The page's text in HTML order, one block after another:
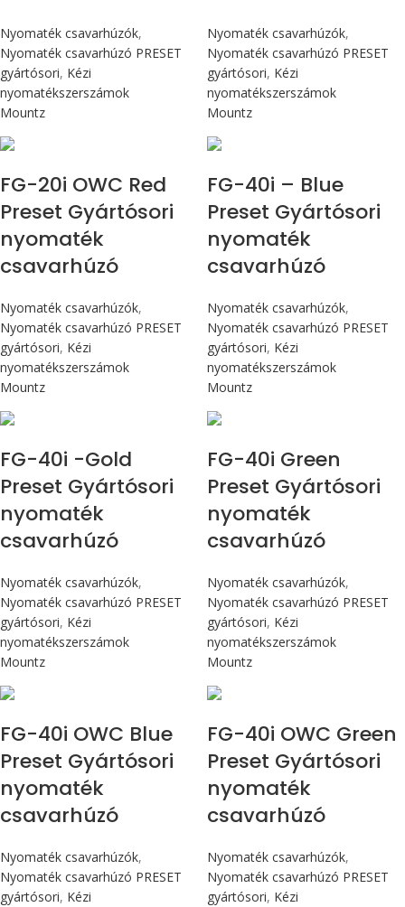
Nyomaték csavarhúzók,
Nyomaték csavarhúzó PRESET
gyártósori, Kézi
nyomatékszerszámok
Mountz
Nyomaték csavarhúzók,
Nyomaték csavarhúzó PRESET
gyártósori, Kézi
nyomatékszerszámok
Mountz
FG-20i OWC Red
Preset Gyártósori
nyomaték
csavarhúzó
Nyomaték csavarhúzók,
Nyomaték csavarhúzó PRESET
gyártósori, Kézi
nyomatékszerszámok
Mountz
FG-40i – Blue
Preset Gyártósori
nyomaték
csavarhúzó
Nyomaték csavarhúzók,
Nyomaték csavarhúzó PRESET
gyártósori, Kézi
nyomatékszerszámok
Mountz
FG-40i -Gold
Preset Gyártósori
nyomaték
csavarhúzó
Nyomaték csavarhúzók,
Nyomaték csavarhúzó PRESET
gyártósori, Kézi
nyomatékszerszámok
Mountz
FG-40i Green
Preset Gyártósori
nyomaték
csavarhúzó
Nyomaték csavarhúzók,
Nyomaték csavarhúzó PRESET
gyártósori, Kézi
nyomatékszerszámok
Mountz
FG-40i OWC Blue
Preset Gyártósori
nyomaték
csavarhúzó
Nyomaték csavarhúzók,
Nyomaték csavarhúzó PRESET
gyártósori, Kézi
FG-40i OWC Green
Preset Gyártósori
nyomaték
csavarhúzó
Nyomaték csavarhúzók,
Nyomaték csavarhúzó PRESET
gyártósori, Kézi